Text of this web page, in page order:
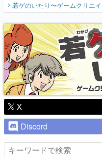
『少年
り】
若ゲのいたり〜ゲームクリエ
X
Discord